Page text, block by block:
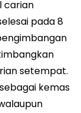
carian
pada 8
setempat.
kemas